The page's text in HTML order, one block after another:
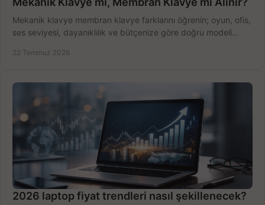
Mekanik klavye membran klavye farklarını öğrenin; oyun, ofis,
ses seviyesi, dayanıklılık ve bütçenize göre doğru modeli
22 Temmuz 2026
2026 laptop fiyat trendleri nasıl şekillenecek?